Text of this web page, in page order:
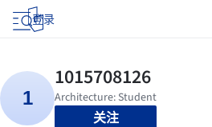
登录
关注